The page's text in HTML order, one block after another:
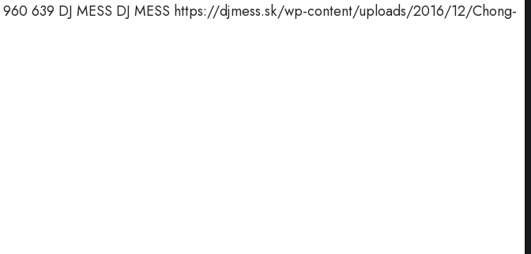
960 639 DJ MESS DJ MESS https://djmess.sk/wp-content/uploads/2016/12/Chong-